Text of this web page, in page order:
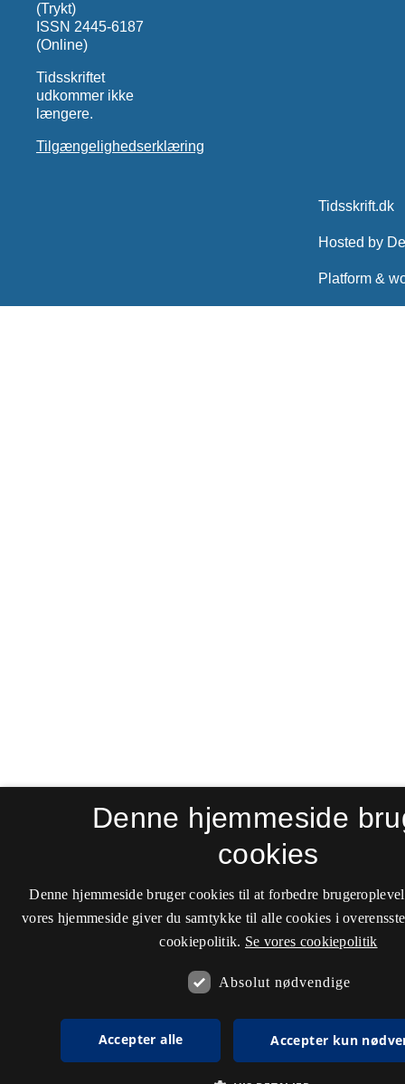
(Trykt)
ISSN 2445-6187
(Online)
Tidsskriftet
udkommer ikke
længere.
Tilgængelighedserklæring
Denne hjemmeside
cookies
Denne hjemmeside bruger cookies til at forbedre
vores hjemmeside giver du samtykke til alle cookies i
cookiepolitik. Se vores cookiepolitik
Absolut nødvendige
Accepter alle Accepter kun